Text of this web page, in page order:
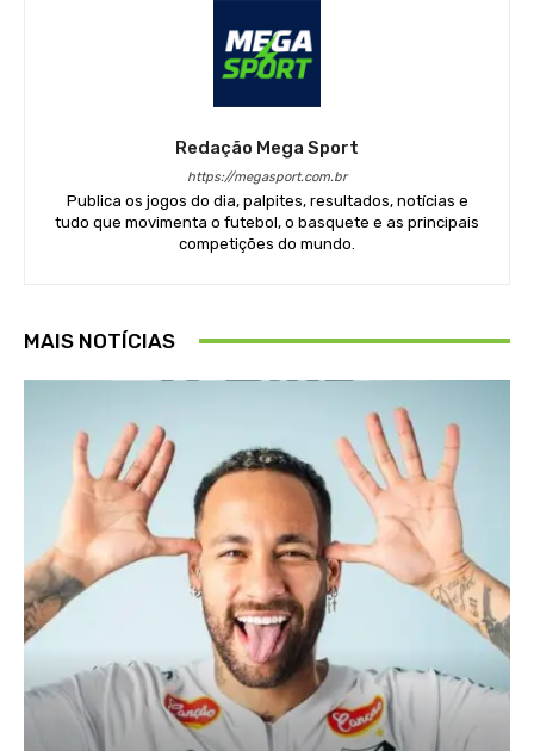
Redação Mega Sport
https://megasport.com.br
Publica os jogos do dia, palpites, resultados, notícias e
tudo que movimenta o futebol, o basquete e as principais
competições do mundo.
MAIS NOTÍCIAS